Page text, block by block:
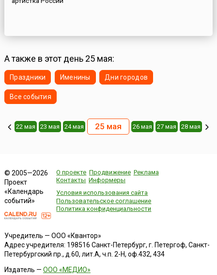
А также в этот день 25 мая:
Праздники Именины Дни городов
Все события
22 мая 23 мая 24 мая 25 мая 26 мая 27 мая 28 мая
© 2005—2026
Проект
«Календарь
событий»
О проекте Продвижение Реклама
Контакты Информеры
Условия использования сайта
Пользовательское соглашение
Политика конфиденциальности
Учредитель — ООО «Квантор»
Адрес учредителя: 198516 Санкт-Петербург, г. Петергоф, Санкт-
Петербургский пр., д.60, лит.А, ч.п. 2-Н, оф.432, 434
Издатель — ООО «МЕДИО»